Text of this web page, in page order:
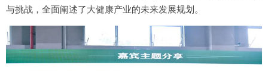
与挑战，全面阐述了大健康产业的未来发展规划。